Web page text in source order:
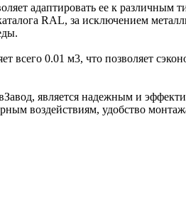
адаптировать ее к различным
RAL, за исключением
всего 0.01 м3, что позволяет
является надежным и
воздействиям, удобство